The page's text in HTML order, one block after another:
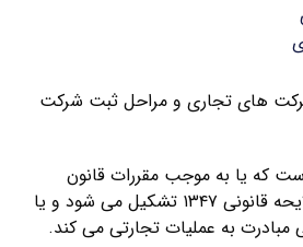
شرکت های تجاری و مراحل ثبت شرکت
که یا به موجب مقررات قانون
تجارت و یا به موجب لایحه قانونی ۱۳۴۷ تشکیل می شود و یا
مبادرت به عملیات تجارتی می کند.